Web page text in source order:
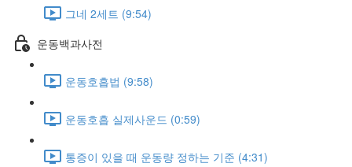
그네 2세트 (9:54)
운동백과사전
운동호흡법 (9:58)
운동호흡 실제사운드 (0:59)
통증이 있을 때 운동량 정하는 기준 (4:31)